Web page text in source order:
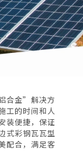
合金”解决方
工的时间和人
装便捷，保证
式彩钢瓦瓦型
配合，满足客